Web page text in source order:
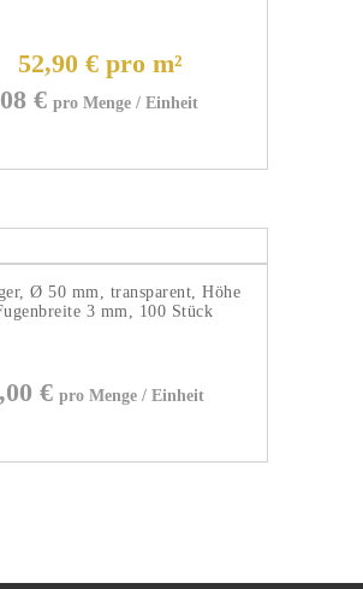
52,90 € pro m²
€
Ø 50 mm, transparent, Höhe
3 mm, 100 Stück
€